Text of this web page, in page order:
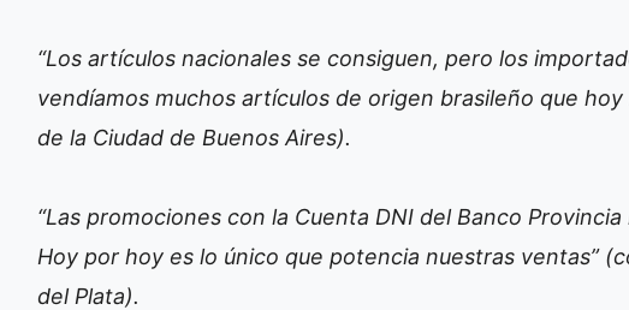
“Los artículos nacionales se consiguen, pero los
vendíamos muchos artículos de origen brasileño que
de la Ciudad de Buenos Aires).
“Las promociones con la Cuenta DNI del Banco
Hoy por hoy es lo único que potencia nuestras ventas”
del Plata).